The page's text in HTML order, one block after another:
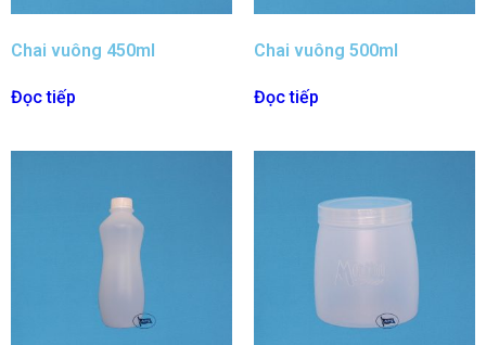
Chai vuông 450ml
Đọc tiếp
Chai vuông 500ml
Đọc tiếp